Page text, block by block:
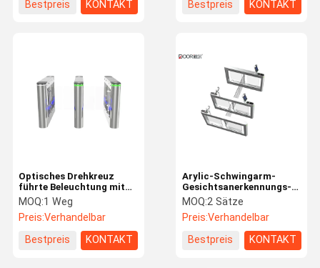
Fabrik-
Ausflug
Qualitätskon
Trolle
Treten Sie
Nachrichten
Bestpreis
KONTAKT
Bestpreis
KONTAKT
Arylic-Schwingarm-
Gesichtsanerkennungs-
Drehkreuz einzelner
Blushless Motor
Merchanism
MOQ:2 Sätze
Preis:Verhandelbar
Bestpreis
KONTAKT
Optisches Drehkreuz
führte Beleuchtung mit
Gestalt in der rostfreien
Arm-Gegenschwenktür
MOQ:1 Weg
Preis:Verhandelbar
Bestpreis
KONTAKT